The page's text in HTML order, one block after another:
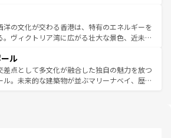
ーやバインミー、ベトナムコーヒーなどは、ぜ
わいたい。どの地域を訪れてもあたたかい人々
迎えてくれるので、きっと忘れられない旅にな
い。
差している。北部ではチェンマイなどの山岳地
触れ合い、南部ではプーケットやクラビの美し
リゾート気分を楽しむことができる。タイ料理
候は一年中温暖で、どの季節にも異なる楽しみ
る。親しみやすいタイの人々、仏教を中心とし
して多様な観光資源が、訪れる旅人を魅了し続
洋の文化が交わる香港は、特有のエネルギーを
。ヴィクトリア湾に広がる壮大な景色、近未来
訪れても感動するはず。観光スポットが密集し
率よく見どころを回れるのも魅力。息をのむよ
ら文化的な体験まで、香港を存分に楽しみ尽く
ル
差点として多文化が融合した独自の魅力を放つ
ル。未来的な建築物が並ぶマリーナベイ、歴史